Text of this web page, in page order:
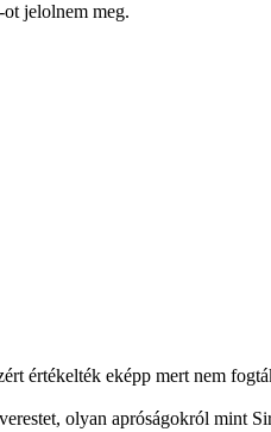
jelolnem meg.
értékelték eképp mert nem
olyan apróságokról mint